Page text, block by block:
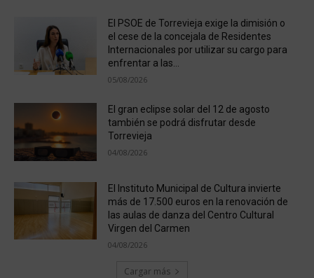
El PSOE de Torrevieja exige la dimisión o
el cese de la concejala de Residentes
Internacionales por utilizar su cargo para
enfrentar a las...
05/08/2026
El gran eclipse solar del 12 de agosto
también se podrá disfrutar desde
Torrevieja
04/08/2026
El Instituto Municipal de Cultura invierte
más de 17.500 euros en la renovación de
las aulas de danza del Centro Cultural
Virgen del Carmen
04/08/2026
Cargar más